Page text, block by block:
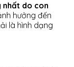
nhất do con
hưởng đến
là hình dạng